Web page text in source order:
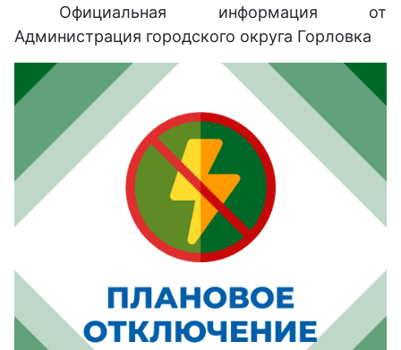
Официальная информация от
Администрация городского округа Горловка